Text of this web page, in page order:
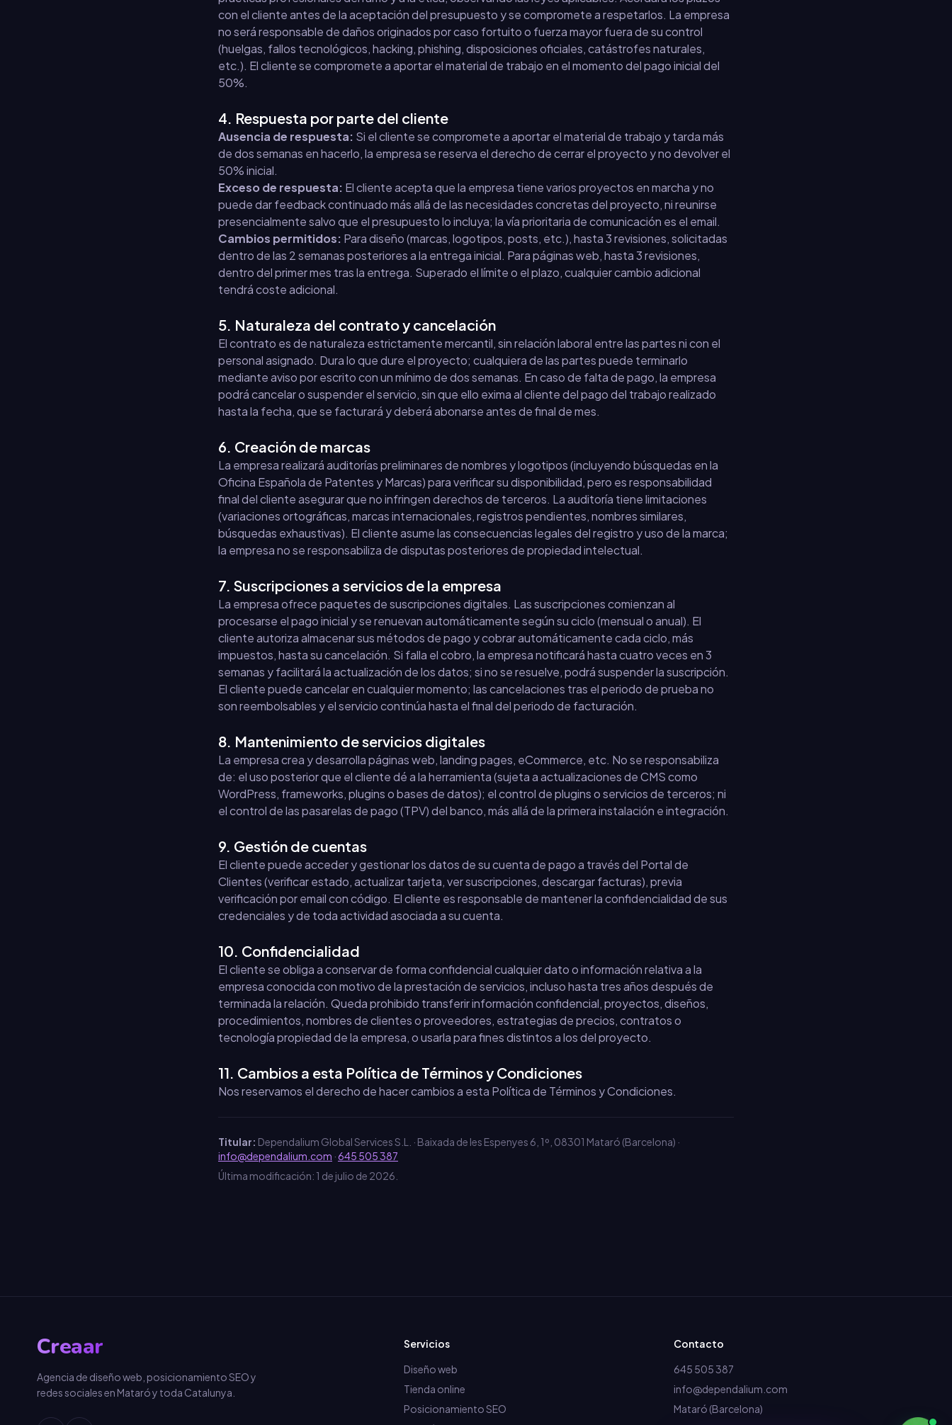
con el cliente antes de la aceptación del presupuesto y se compromete a respetarlos. La empresa
no será responsable de daños originados por caso fortuito o fuerza mayor fuera de su control
(huelgas, fallos tecnológicos, hacking, phishing, disposiciones oficiales, catástrofes naturales,
etc.). El cliente se compromete a aportar el material de trabajo en el momento del pago inicial del
50%.
4. Respuesta por parte del cliente
Ausencia de respuesta: Si el cliente se compromete a aportar el material de trabajo y tarda más
de dos semanas en hacerlo, la empresa se reserva el derecho de cerrar el proyecto y no devolver el
50% inicial.
Exceso de respuesta: El cliente acepta que la empresa tiene varios proyectos en marcha y no
puede dar feedback continuado más allá de las necesidades concretas del proyecto, ni reunirse
presencialmente salvo que el presupuesto lo incluya; la vía prioritaria de comunicación es el email.
Cambios permitidos: Para diseño (marcas, logotipos, posts, etc.), hasta 3 revisiones, solicitadas
dentro de las 2 semanas posteriores a la entrega inicial. Para páginas web, hasta 3 revisiones,
dentro del primer mes tras la entrega. Superado el límite o el plazo, cualquier cambio adicional
tendrá coste adicional.
5. Naturaleza del contrato y cancelación
El contrato es de naturaleza estrictamente mercantil, sin relación laboral entre las partes ni con el
personal asignado. Dura lo que dure el proyecto; cualquiera de las partes puede terminarlo
mediante aviso por escrito con un mínimo de dos semanas. En caso de falta de pago, la empresa
podrá cancelar o suspender el servicio, sin que ello exima al cliente del pago del trabajo realizado
hasta la fecha, que se facturará y deberá abonarse antes de final de mes.
6. Creación de marcas
La empresa realizará auditorías preliminares de nombres y logotipos (incluyendo búsquedas en la
Oficina Española de Patentes y Marcas) para verificar su disponibilidad, pero es responsabilidad
final del cliente asegurar que no infringen derechos de terceros. La auditoría tiene limitaciones
(variaciones ortográficas, marcas internacionales, registros pendientes, nombres similares,
búsquedas exhaustivas). El cliente asume las consecuencias legales del registro y uso de la marca;
la empresa no se responsabiliza de disputas posteriores de propiedad intelectual.
7. Suscripciones a servicios de la empresa
La empresa ofrece paquetes de suscripciones digitales. Las suscripciones comienzan al
procesarse el pago inicial y se renuevan automáticamente según su ciclo (mensual o anual). El
cliente autoriza almacenar sus métodos de pago y cobrar automáticamente cada ciclo, más
impuestos, hasta su cancelación. Si falla el cobro, la empresa notificará hasta cuatro veces en 3
semanas y facilitará la actualización de los datos; si no se resuelve, podrá suspender la suscripción.
El cliente puede cancelar en cualquier momento; las cancelaciones tras el periodo de prueba no
son reembolsables y el servicio continúa hasta el final del periodo de facturación.
8. Mantenimiento de servicios digitales
La empresa crea y desarrolla páginas web, landing pages, eCommerce, etc. No se responsabiliza
de: el uso posterior que el cliente dé a la herramienta (sujeta a actualizaciones de CMS como
WordPress, frameworks, plugins o bases de datos); el control de plugins o servicios de terceros; ni
el control de las pasarelas de pago (TPV) del banco, más allá de la primera instalación e integración.
9. Gestión de cuentas
El cliente puede acceder y gestionar los datos de su cuenta de pago a través del Portal de
Clientes (verificar estado, actualizar tarjeta, ver suscripciones, descargar facturas), previa
verificación por email con código. El cliente es responsable de mantener la confidencialidad de sus
credenciales y de toda actividad asociada a su cuenta.
10. Confidencialidad
El cliente se obliga a conservar de forma confidencial cualquier dato o información relativa a la
empresa conocida con motivo de la prestación de servicios, incluso hasta tres años después de
terminada la relación. Queda prohibido transferir información confidencial, proyectos, diseños,
procedimientos, nombres de clientes o proveedores, estrategias de precios, contratos o
tecnología propiedad de la empresa, o usarla para fines distintos a los del proyecto.
11. Cambios a esta Política de Términos y Condiciones
Nos reservamos el derecho de hacer cambios a esta Política de Términos y Condiciones.
Titular: Dependalium Global Services S.L. · Baixada de les Espenyes 6, 1º 08301 Mataró (Barcelona) ·
info@dependalium.com ·645 505 387
Última modificación: 1 de julio de 2026.
Creaar
Agencia de diseño web, posicionamiento SEO y
redes sociales en Mataró y toda Catalunya.
Servicios
Diseño web
Tienda online
Posicionamiento SEO
Contacto
645 505 387
info@dependalium.com
Mataró (Barcelona)